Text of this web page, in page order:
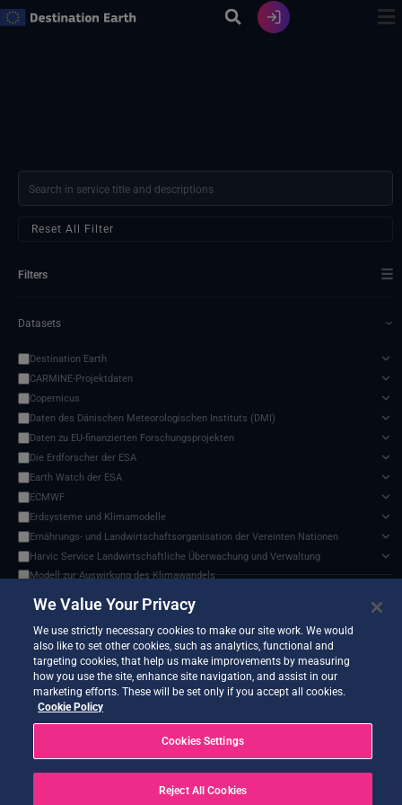
Zum
Reset All Filter
Filters ☰
Datasets ›
Destination Earth
CARMINE-Projektdaten
Copernicus
Daten des Dänischen Meteorologischen Instituts (DMI)
Daten zu EU-finanzierten Forschungsprojekten
Die Erdforscher der ESA
Earth Watch der ESA
ECMWF
Erdsysteme und Klimamodelle
Ernährungs- und Landwirtschaftsorganisation der Vereinten Nationen
Harvic Service Landwirtschaftliche Überwachung und Verwaltung
Modell zur Auswirkung des Klimawandels
NOAA Nationale Zentren für Umweltinformationen
Projekt zum Vergleich sektorübergreifender Wirkungsmodelle (ISIMIP)
SEEDS-Dienstdatenindikatoren
USGS EROS-Archiv
Verteiltes Aktives Archivzentrum für Landprozesse der NASA
Zwischenstaatlicher Ausschuss für Klimawandel (IPCC)
Documents and API
We Value Your Privacy
We use strictly necessary cookies to make our site work. We would
also like to set other cookies, such as analytics, functional and
targeting cookies, that help us make improvements by measuring
how you use the site, enhance site navigation, and assist in our
marketing efforts. These will be set only if you accept all cookies.
Cookie Policy
Cookies Settings
Reject All Cookies